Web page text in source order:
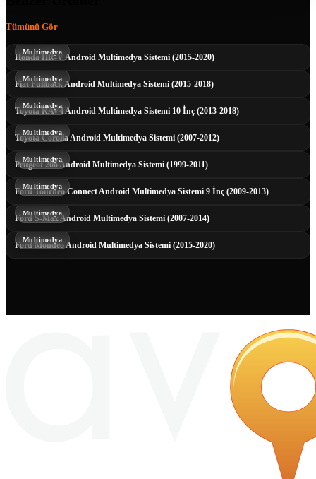
Tümünü Gör
Honda HR-V Android Multimedya Sistemi (2015-2020)
Multimedya
Fiat Fullback Android Multimedya Sistemi (2015-2018)
Multimedya
Toyota RAV4 Android Multimedya Sistemi 10 İnç (2013-2018)
Multimedya
Toyota Corolla Android Multimedya Sistemi (2007-2012)
Multimedya
Peugeot 206 Android Multimedya Sistemi (1999-2011)
Multimedya
Ford Tourneo Connect Android Multimedya Sistemi 9 İnç (2009-2013)
Multimedya
Ford S-Max Android Multimedya Sistemi (2007-2014)
Multimedya
Ford Mondeo Android Multimedya Sistemi (2015-2020)
Multimedya